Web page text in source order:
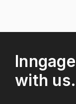
Inngage
with us.